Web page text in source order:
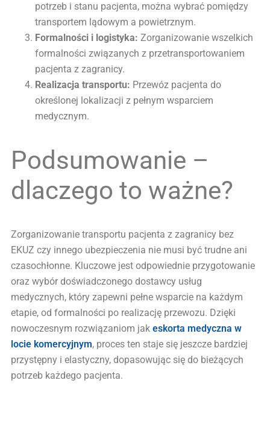
potrzeb i stanu pacjenta, można wybrać pomiędzy
transportem lądowym a powietrznym.
Formalności i logistyka: Zorganizowanie wszelkich
formalności związanych z przetransportowaniem
pacjenta z zagranicy.
Realizacja transportu: Przewóz pacjenta do
określonej lokalizacji z pełnym wsparciem
medycznym.
Podsumowanie –
dlaczego to ważne?
Zorganizowanie transportu pacjenta z zagranicy bez
EKUZ czy innego ubezpieczenia nie musi być trudne ani
czasochłonne. Kluczowe jest odpowiednie przygotowanie
oraz wybór doświadczonego dostawcy usług
medycznych, który zapewni pełne wsparcie na każdym
etapie, od formalności po realizację przewozu. Dzięki
nowoczesnym rozwiązaniom jak eskorta medyczna w
locie komercyjnym, proces ten staje się jeszcze bardziej
przystępny i elastyczny, dopasowując się do bieżących
potrzeb każdego pacjenta.